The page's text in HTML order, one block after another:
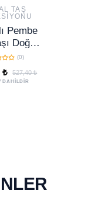
TAŞ
Pembe
Doğal
(0)
₺ 527,40 ₺
DAHİLDİR